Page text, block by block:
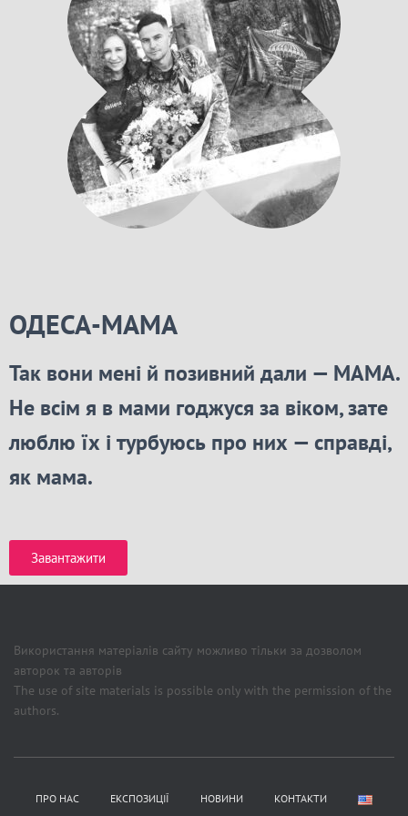
ОДЕСА-МАМА
Так вони мені й позивний дали — МАМА.
Не всім я в мами годжуся за віком, зате
люблю їх і турбуюсь про них — справді,
як мама.
Завантажити
Використання матеріалів сайту можливо тільки за дозволом
авторок та авторів
The use of site materials is possible only with the permission of the
authors.
ПРО НАС ЕКСПОЗИЦІЇ НОВИНИ КОНТАКТИ